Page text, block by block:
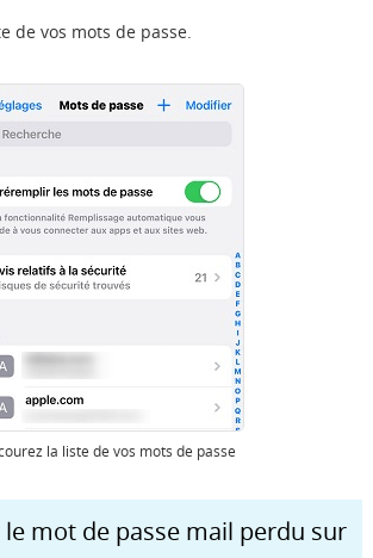
de vos mots de passe.
la liste de vos mots de passe
le mot de passe mail perdu sur